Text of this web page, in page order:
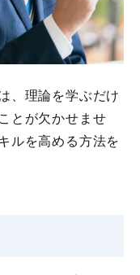
、理論を学ぶだけ
とが欠かせませ
ルを高める方法を